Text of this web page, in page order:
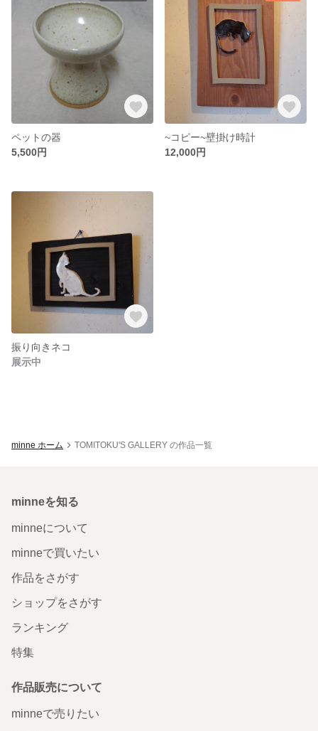
ペットの器
5,500円
~コピー~壁掛け時計
12,000円
振り向きネコ
展示中
minne ホーム TOMITOKU'S GALLERY の作品一覧
minneを知る
minneについて
minneで買いたい
作品をさがす
ショップをさがす
ランキング
特集
作品販売について
minneで売りたい